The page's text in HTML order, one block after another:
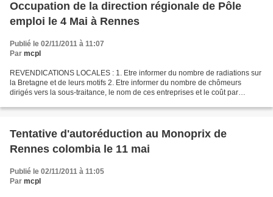
Occupation de la direction régionale de Pôle
emploi le 4 Mai à Rennes
Publié le 02/11/2011 à 11:07
Par mcpl
REVENDICATIONS LOCALES : 1. Etre informer du nombre de radiations sur
la Bretagne et de leurs motifs 2. Etre informer du nombre de chômeurs
dirigés vers la sous-traitance, le nom de ces entreprises et le coût par
Tentative d'autoréduction au Monoprix de
Rennes colombia le 11 mai
Publié le 02/11/2011 à 11:05
Par mcpl